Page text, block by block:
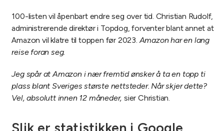
100-listen vil åpenbart endre seg over tid. Christian Rudolf,
administrerende direktør i Topdog, forventer blant annet at
Amazon vil klatre til toppen før 2023.Amazon har en lang
reise foran seg.
Jeg spår at Amazon i nær fremtid ønsker å ta en topp ti
plass blant Sveriges største nettsteder. Når skjer dette?
Vel, absolutt innen 12 måneder, sier Christian.